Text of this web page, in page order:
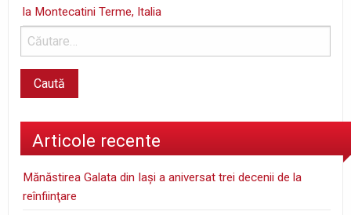
la Montecatini Terme, Italia
Articole recente
Mănăstirea Galata din Iaşi a aniversat trei decenii de la
reînfiinţare